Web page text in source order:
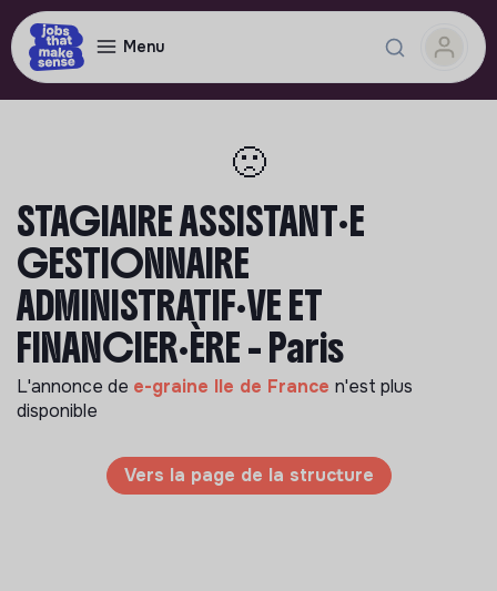
Menu
🙁
STAGIAIRE ASSISTANT·E
GESTIONNAIRE
ADMINISTRATIF·VE ET
FINANCIER·ÈRE - Paris
L'annonce de e-graine Ile de France n'est plus
disponible
Vers la page de la structure